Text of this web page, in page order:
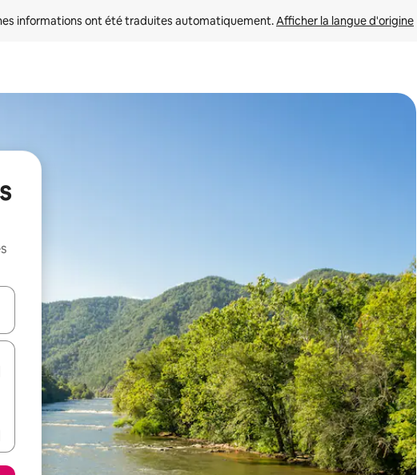
informations ont été traduites automatiquement. Afficher la langue d'origine
le haut et vers le bas pour les parcourir ou en appuyant et en faisant glisser.